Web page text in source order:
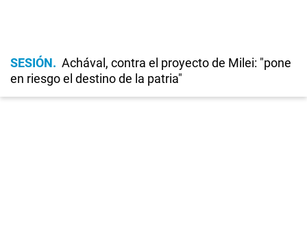
SESIÓN
Achával, contra el proyecto de Milei: "pone
en riesgo el destino de la patria"